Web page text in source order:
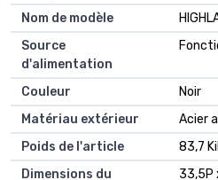
Nom de modèle
Source
d'alimentation
Couleur
Noir
Matériau extérieur
Acier
Poids de l'article
83,7
Dimensions du
33,5P